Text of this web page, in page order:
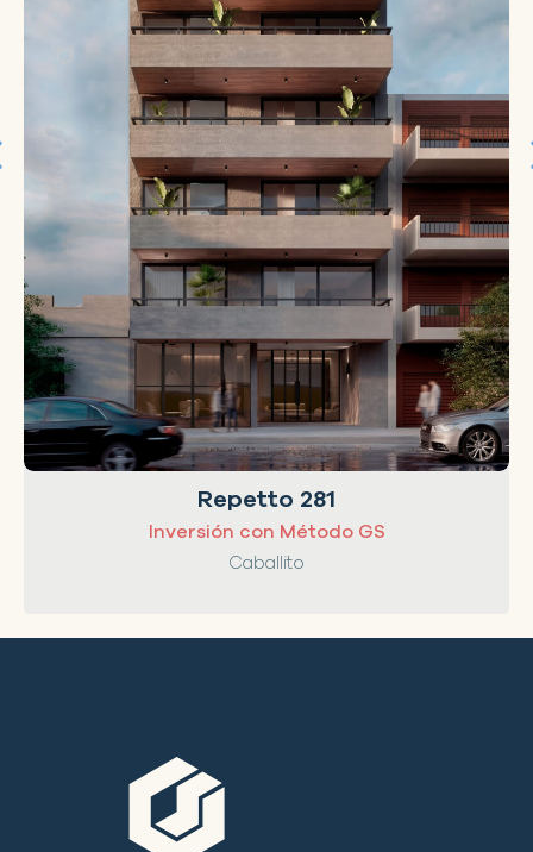
Repetto 281
Inversión con Método GS
Caballito